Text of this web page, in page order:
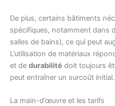
De plus, certains bâtiments
spécifiques, notamment dans
salles de bains), ce qui peut
L’utilisation de matériaux
et de durabilité doit toujours
peut entraîner un surcoût initial.
La main-d’œuvre et les tarifs